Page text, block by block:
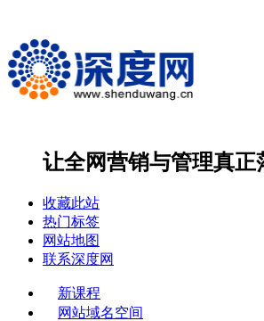
让全网营销与管理真正
收藏此站
热门标签
网站地图
联系深度网
新课程
网站域名空间